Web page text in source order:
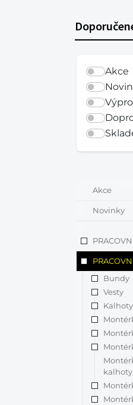
Akce
Akce
Novinky
Bundy
Vesty
Kalhoty
kalhoty